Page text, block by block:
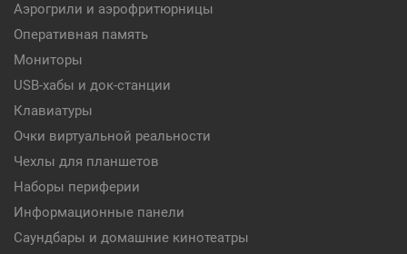
Аэрогрили и аэрофритюрницы
Оперативная память
Мониторы
USB-хабы и док-станции
Клавиатуры
Очки виртуальной реальности
Чехлы для планшетов
Наборы периферии
Информационные панели
Саундбары и домашние кинотеатры